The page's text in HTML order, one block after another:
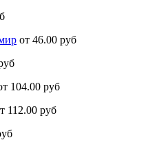
от 46.00 руб
104.00 руб
112.00 руб